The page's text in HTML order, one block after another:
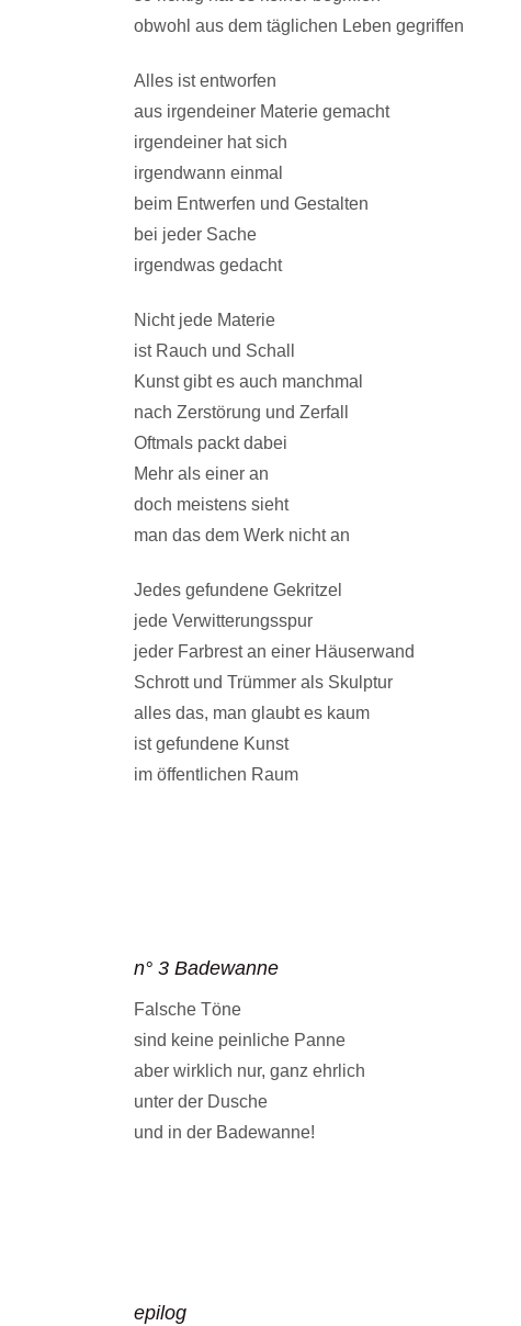
obwohl aus dem täglichen Leben gegriffen
Alles ist entworfen
aus irgendeiner Materie gemacht
irgendeiner hat sich
irgendwann einmal
beim Entwerfen und Gestalten
bei jeder Sache
irgendwas gedacht
Nicht jede Materie
ist Rauch und Schall
Kunst gibt es auch manchmal
nach Zerstörung und Zerfall
Oftmals packt dabei
Mehr als einer an
doch meistens sieht
man das dem Werk nicht an
Jedes gefundene Gekritzel
jede Verwitterungsspur
jeder Farbrest an einer Häuserwand
Schrott und Trümmer als Skulptur
alles das, man glaubt es kaum
ist gefundene Kunst
im öffentlichen Raum
n° 3 Badewanne
Falsche Töne
sind keine peinliche Panne
aber wirklich nur, ganz ehrlich
unter der Dusche
und in der Badewanne!
epilog